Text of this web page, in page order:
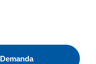
Demanda